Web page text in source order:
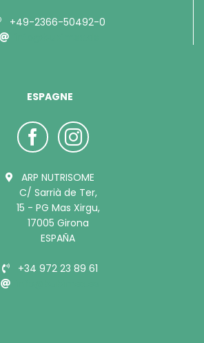
+49-2366-50492-0
ESPAGNE
ARP NUTRISOME
C/ Sarrià de Ter,
15 - PG Mas Xirgu,
17005 Girona
ESPAÑA
+34 972 23 89 61